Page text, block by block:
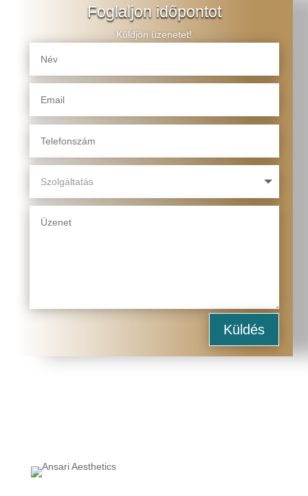
Foglaljon időpontot
Küldjön üzenetet!
Küldés